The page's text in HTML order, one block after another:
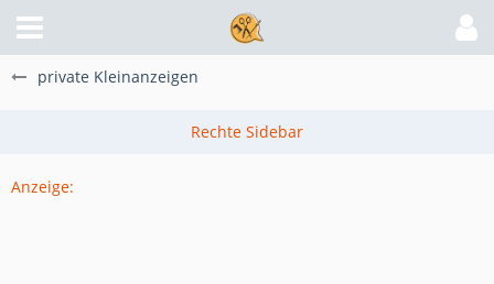
private Kleinanzeigen
Anzeige: